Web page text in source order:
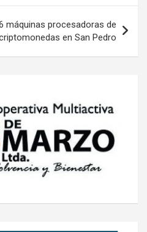
máquinas procesadoras de
en San Pedro